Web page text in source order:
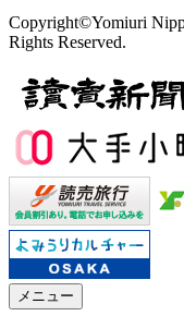
Copyright©Yomiuri
Rights Reserved.
メニュー